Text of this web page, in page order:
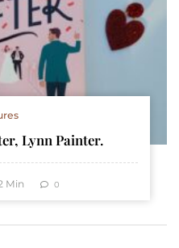
Lynn Painter.
Min 0